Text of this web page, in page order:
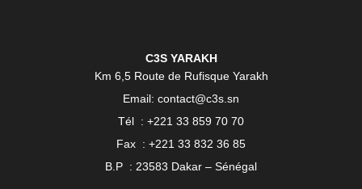
C3S YARAKH
Km 6,5 Route de Rufisque Yarakh
Email: contact@c3s.sn
Tél : +221 33 859 70 70
Fax : +221 33 832 36 85
B.P : 23583 Dakar – Sénégal